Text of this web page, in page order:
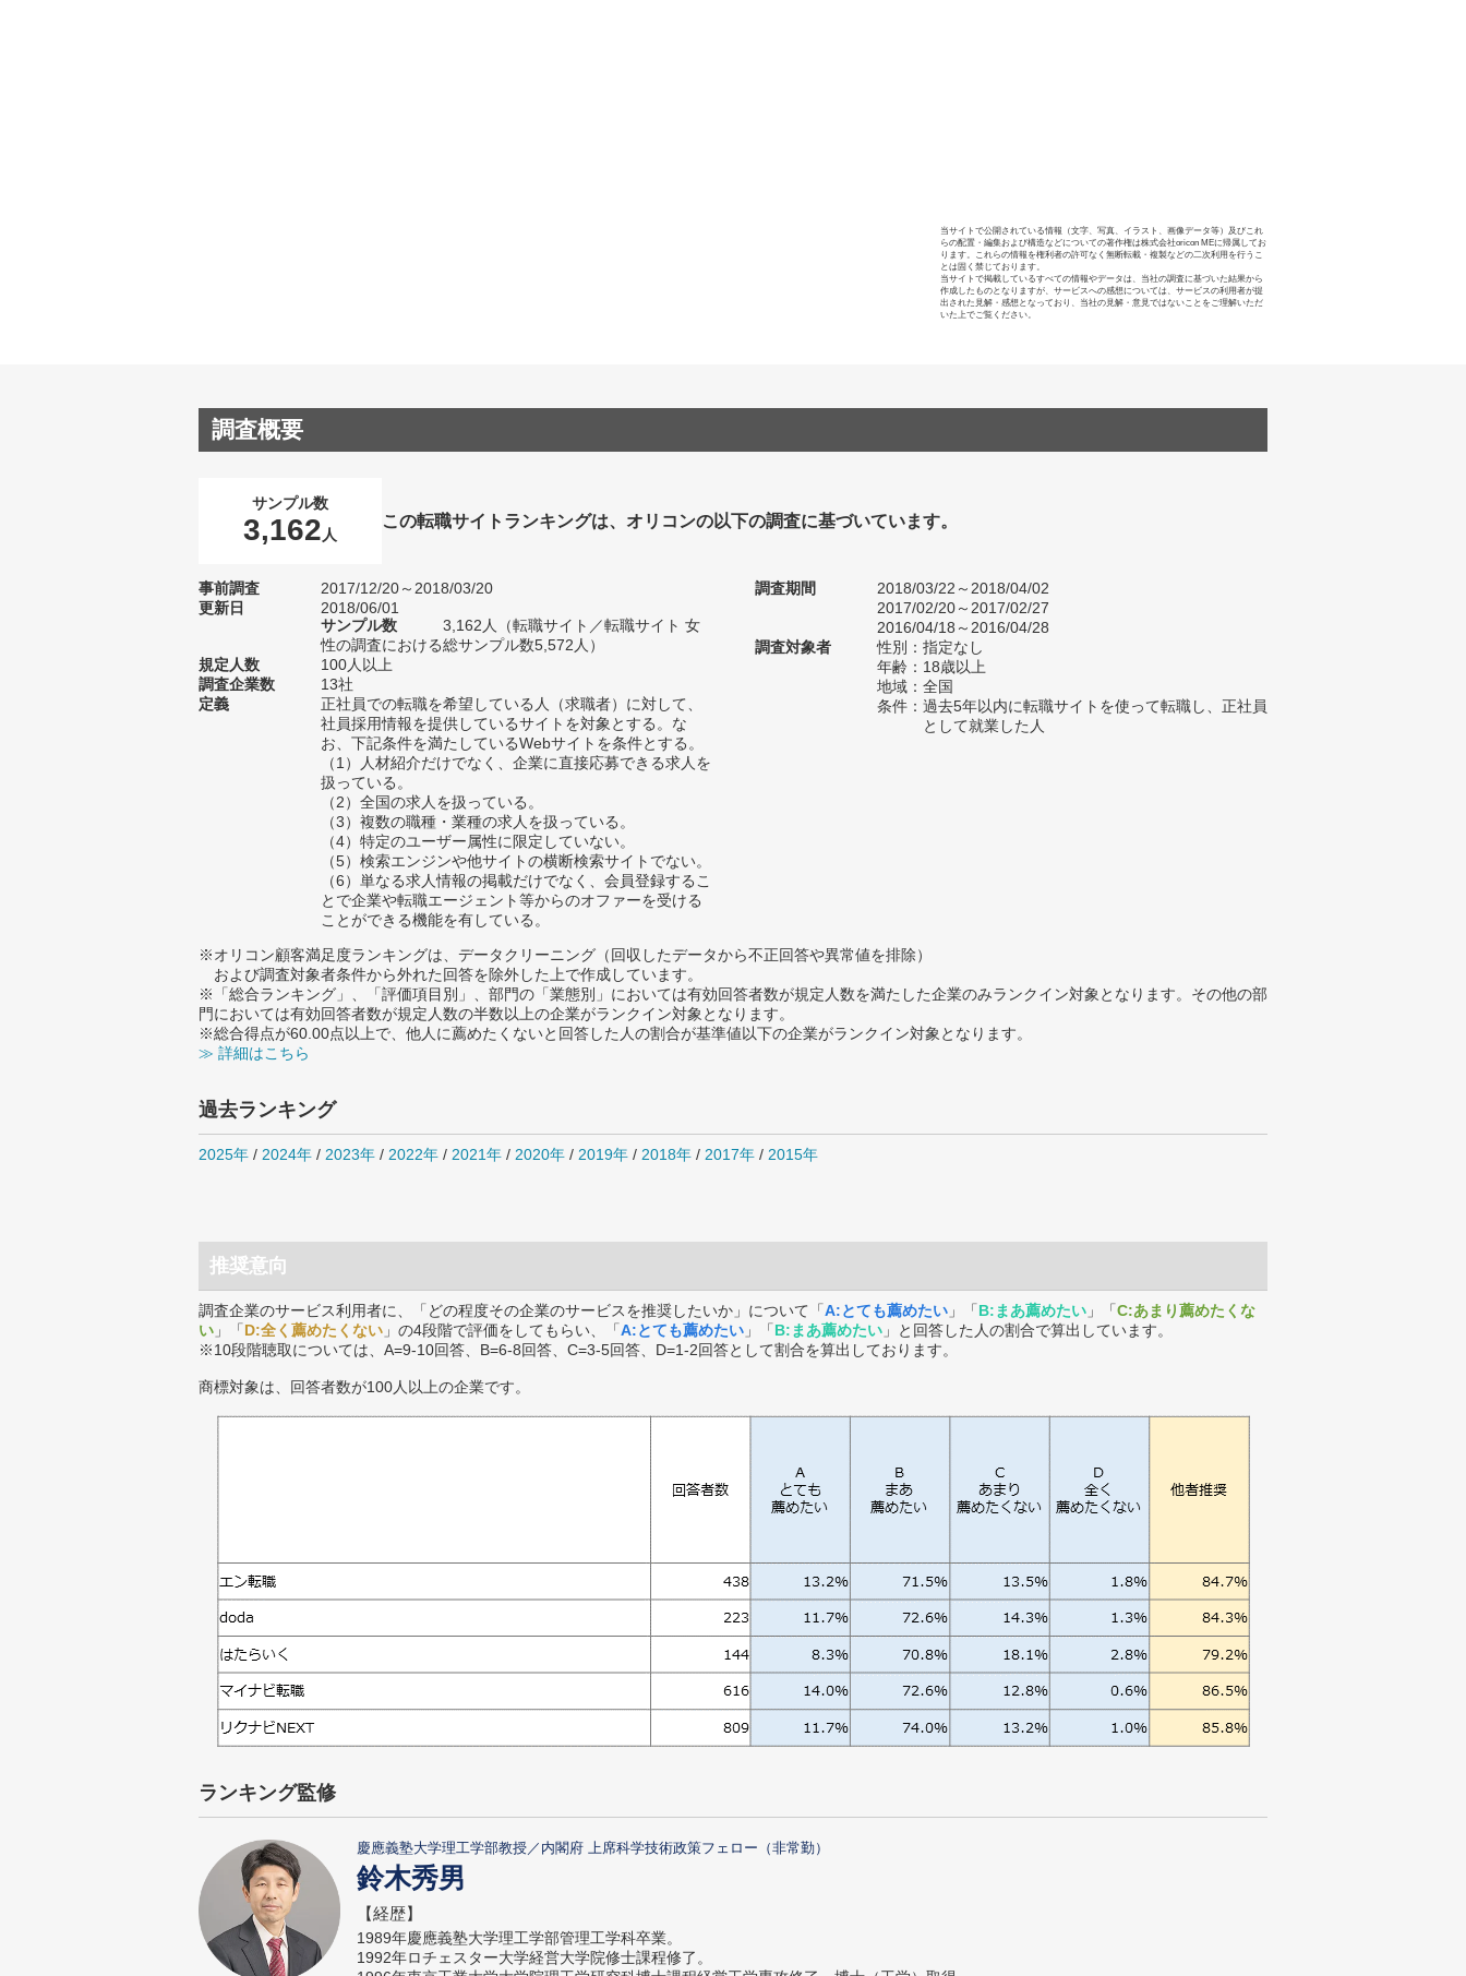
当サイトで公開されている情報（文字、写真、イラスト、画像データ等）及びこれ
らの配置・編集および構造などについての著作権は株式会社oricon MEに帰属してお
ります。これらの情報を権利者の許可なく無断転載・複製などの二次利用を行うこ
とは固く禁じております。
当サイトで掲載しているすべての情報やデータは、当社の調査に基づいた結果から
作成したものとなりますが、サービスへの感想については、サービスの利用者が提
出された見解・感想となっており、当社の見解・意見ではないことをご理解いただ
いた上でご覧ください。
調査概要
サンプル数
3,162 人
この転職サイトランキングは、オリコンの以下の調査に基づいています。
事前調査
2017/12/20～2018/03/20
更新日
2018/06/01
サンプル数
3,162人（転職サイト／転職サイト 女
性の調査における総サンプル数5,572人）
規定人数
100人以上
調査企業数
13社
定義
正社員での転職を希望している人（求職者）に対して、
社員採用情報を提供しているサイトを対象とする。な
お、下記条件を満たしているWebサイトを条件とする。
（1）人材紹介だけでなく、企業に直接応募できる求人を
扱っている。
（2）全国の求人を扱っている。
（3）複数の職種・業種の求人を扱っている。
（4）特定のユーザー属性に限定していない。
（5）検索エンジンや他サイトの横断検索サイトでない。
（6）単なる求人情報の掲載だけでなく、会員登録するこ
とで企業や転職エージェント等からのオファーを受ける
ことができる機能を有している。
調査期間
2018/03/22～2018/04/02
2017/02/20～2017/02/27
2016/04/18～2016/04/28
調査対象者
性別：指定なし
年齢：18歳以上
地域：全国
条件：過去5年以内に転職サイトを使って転職し、正社員
として就業した人
※オリコン顧客満足度ランキングは、データクリーニング（回収したデータから不正回答や異常値を排除）
および調査対象者条件から外れた回答を除外した上で作成しています。
※「総合ランキング」、「評価項目別」、部門の「業態別」においては有効回答者数が規定人数を満たした企業のみランクイン対象となります。その他の部
門においては有効回答者数が規定人数の半数以上の企業がランクイン対象となります。
※総合得点が60.00点以上で、他人に薦めたくないと回答した人の割合が基準値以下の企業がランクイン対象となります。
≫ 詳細はこちら
過去ランキング
2025年 / 2024年 / 2023年 / 2022年 / 2021年 / 2020年 / 2019年 / 2018年 / 2017年 / 2015年
推奨意向
調査企業のサービス利用者に、「どの程度その企業のサービスを推奨したいか」について「A:とても薦めたい 」「B:まあ薦めたい 」「C:あまり薦めたくな
い 」「D:全く薦めたくない 」の4段階で評価をしてもらい、「A:とても薦めたい 」「B:まあ薦めたい 」と回答した人の割合で算出しています。
※10段階聴取については、A=9-10回答、B=6-8回答、C=3-5回答、D=1-2回答として割合を算出しております。
商標対象は、回答者数が100人以上の企業です。
ランキング監修
慶應義塾大学理工学部教授／内閣府 上席科学技術政策フェロー（非常勤）
鈴木秀男
【経歴】
1989年慶應義塾大学理工学部管理工学科卒業。
1992年ロチェスター大学経営大学院修士課程修了。